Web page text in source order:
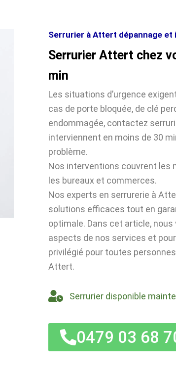
Serrurier à Attert dépannage et
Serrurier Attert chez
min
Les situations d’urgence
cas de porte bloquée, de clé
endommagée, contactez
interviennent en moins de 30
problème.
Nos interventions couvrent les
les bureaux et commerces.
Nos experts en serrurerie à
solutions efficaces tout en
optimale. Dans cet article,
aspects de nos services et
privilégié pour toutes
Attert.
Serrurier disponible
0479 03 68